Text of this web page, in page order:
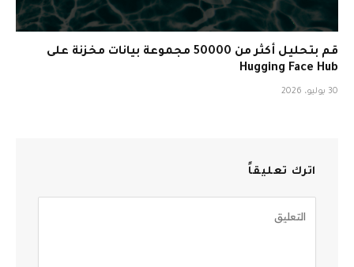
قم بتحليل أكثر من 50000 مجموعة بيانات مخزنة على
Hugging Face Hub
30 يوليو، 2026
اترك تعليقاً